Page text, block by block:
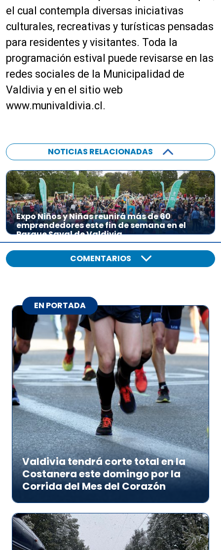
el cual contempla diversas iniciativas
culturales, recreativas y turísticas pensadas
para residentes y visitantes. Toda la
programación estival puede revisarse en las
redes sociales de la Municipalidad de
Valdivia y en el sitio web
www.munivaldivia.cl.
NOTICIAS RELACIONADAS
Expo Niños y Niñas reunirá más de 60
emprendedores este fin de semana en el
Parque Saval de Valdivia
COMENTARIOS
EN PORTADA
Valdivia tendrá corte total en la
Costanera este domingo por la
Corrida del Mes del Corazón